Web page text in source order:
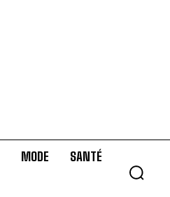
MODE SANTÉ